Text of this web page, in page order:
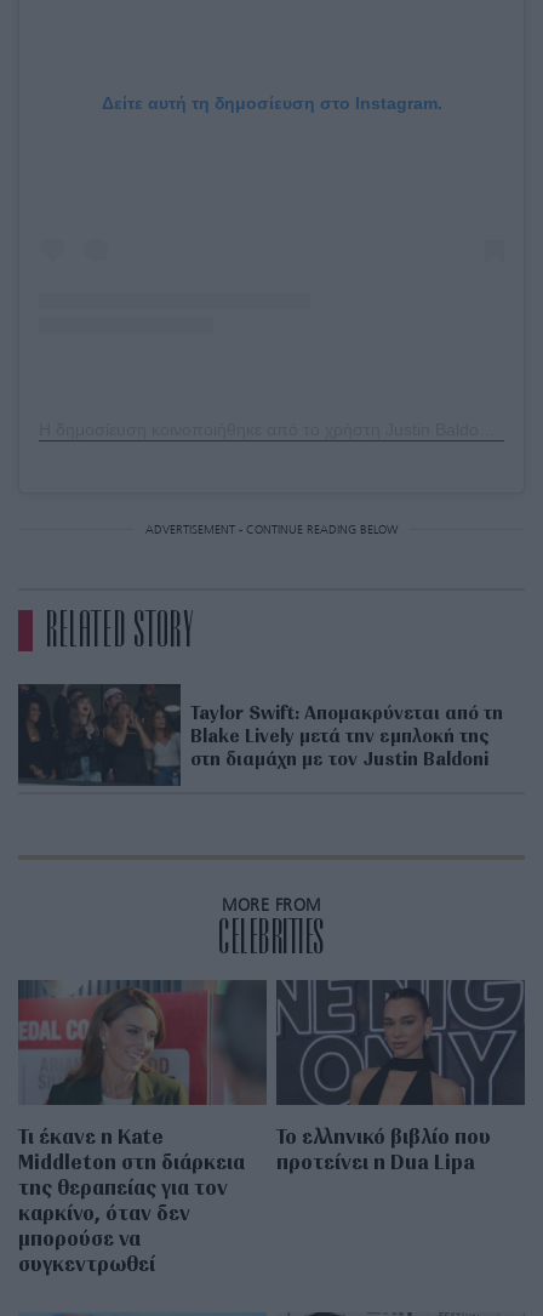
Δείτε αυτή τη δημοσίευση στο Instagram.
ADVERTISEMENT - CONTINUE READING BELOW
RELATED STORY
Taylor Swift: Απομακρύνεται από τη
Blake Lively μετά την εμπλοκή της
στη διαμάχη με τον Justin Baldoni
MORE FROM
CELEBRITIES
Τι έκανε η Kate
Middleton στη διάρκεια
της θεραπείας για τον
καρκίνο, όταν δεν
μπορούσε να
συγκεντρωθεί
Το ελληνικό βιβλίο που
προτείνει η Dua Lipa